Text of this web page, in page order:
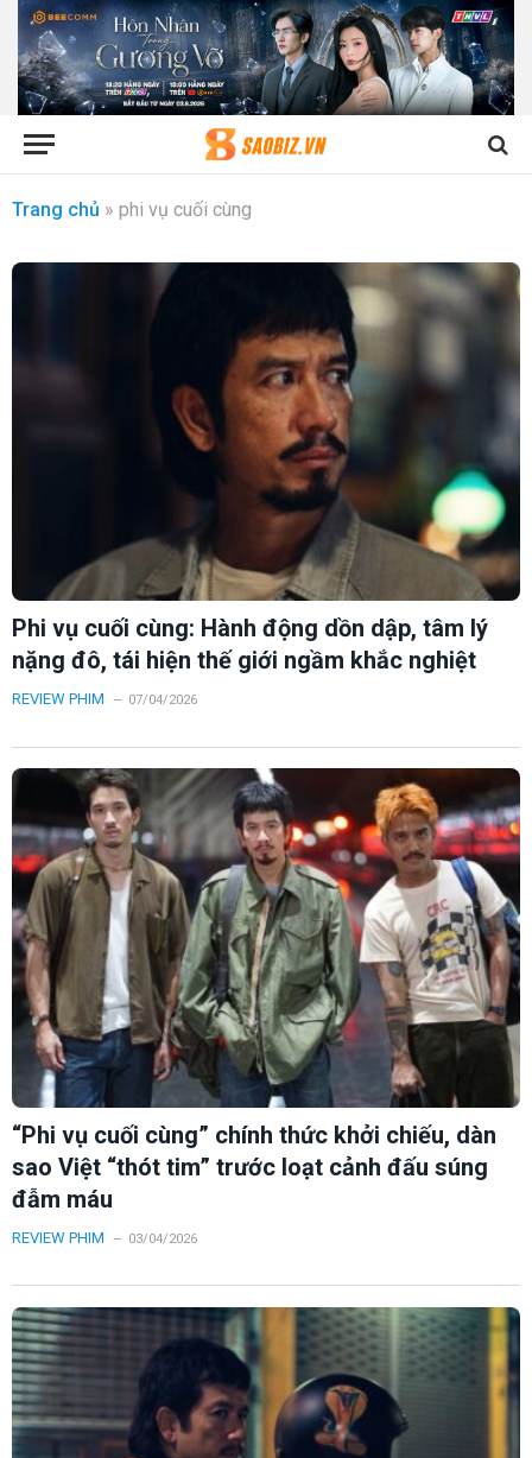
Trang chủ » phi vụ cuối cùng
Phi vụ cuối cùng: Hành động dồn dập, tâm lý
nặng đô, tái hiện thế giới ngầm khắc nghiệt
REVIEW PHIM 07/04/2026
“Phi vụ cuối cùng” chính thức khởi chiếu, dàn
sao Việt “thót tim” trước loạt cảnh đấu súng
đẫm máu
REVIEW PHIM 03/04/2026